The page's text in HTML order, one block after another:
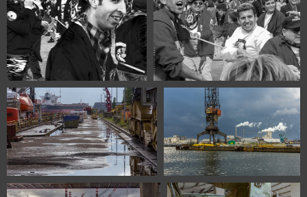
110-1038 Fiestas del Pilar
Zaragoza 2000
110-1042 Fiestas del Pilar
Zaragoza 2000
1100 0223 Amsterdam-haven
1100 0253 Amsterdam The
Netherlands